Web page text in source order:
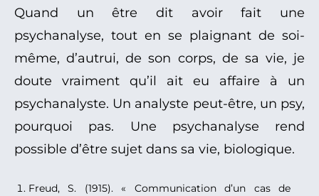
Quand un être dit avoir fait une
psychanalyse, tout en se plaignant de soi-
même, d’autrui, de son corps, de sa vie, je
doute vraiment qu’il ait eu affaire à un
psychanalyste. Un analyste peut-être, un psy,
pourquoi pas. Une psychanalyse rend
possible d’être sujet dans sa vie, biologique.
Freud, S. (1915). « Communication d’un cas de